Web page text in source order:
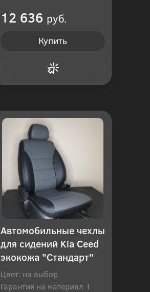
12 636 руб.
Купить
Автомобильные чехлы
для сидений Kia Ceed
экокожа "Стандарт"
Цвет: на выбор
Гарантия на материал 1